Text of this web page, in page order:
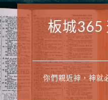
板城365
你們親近神，神就